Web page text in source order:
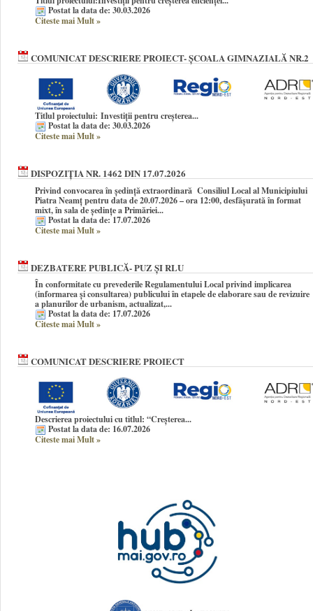
Postat la data de: 30.03.2026
Citeste mai Mult»
COMUNICAT DESCRIERE PROIECT- ȘCOALA GIMNAZIALĂ NR.2
Titlul proiectului: Investiții pentru creșterea...
Postat la data de: 30.03.2026
Citeste mai Mult»
DISPOZIȚIA NR. 1462 DIN 17.07.2026
Privind convocarea în şedinţă extraordinară Consiliul Local al Municipiului
Piatra Neamţ pentru data de 20.07.2026 – ora 12:00, desfășurată în format
mixt, în sala de ședințe a Primăriei...
Postat la data de: 17.07.2026
Citeste mai Mult»
DEZBATERE PUBLICĂ- PUZ ȘI RLU
În conformitate cu prevederile Regulamentului Local privind implicarea
(informarea și consultarea) publicului în etapele de elaborare sau de revizuire
a planurilor de urbanism, actualizat,...
Postat la data de: 17.07.2026
Citeste mai Mult»
COMUNICAT DESCRIERE PROIECT
Descrierea proiectului cu titlul: “Creșterea...
Postat la data de: 16.07.2026
Citeste mai Mult»